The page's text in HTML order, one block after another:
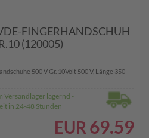
FINGERHANDSCHUH
(120005)
500 V Gr. 10Volt 500 V, Länge 350
Versandlager lagernd -
in 24-48 Stunden
EUR 69.59